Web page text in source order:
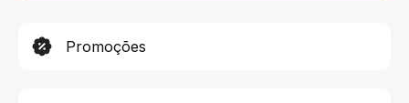
Promoções